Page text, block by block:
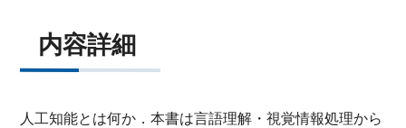
内容詳細
人工知能とは何か．本書は言語理解・視覚情報処理から